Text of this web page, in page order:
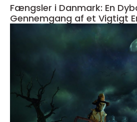
Fængsler i Danmark: En
Gennemgang af et Vigtigt